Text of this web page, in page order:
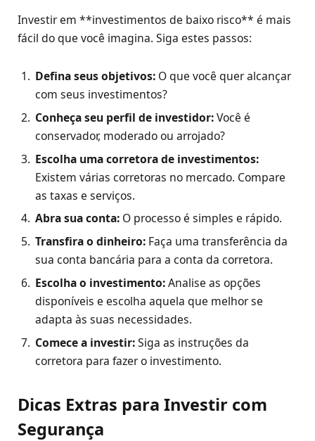
Investir em **investimentos de baixo risco** é mais
fácil do que você imagina. Siga estes passos:
Defina seus objetivos: O que você quer alcançar
com seus investimentos?
Conheça seu perfil de investidor:Você é
conservador, moderado ou arrojado?
Escolha uma corretora de investimentos:
Existem várias corretoras no mercado. Compare
as taxas e serviços.
Abra sua conta: O processo é simples e rápido.
Transfira o dinheiro: Faça uma transferência da
sua conta bancária para a conta da corretora.
Escolha o investimento:Analise as opções
disponíveis e escolha aquela que melhor se
adapta às suas necessidades.
Comece a investir:Siga as instruções da
corretora para fazer o investimento.
Dicas Extras para Investir com
Segurança